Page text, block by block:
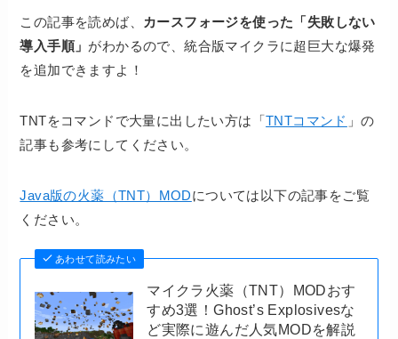
この記事を読めば、
カースフォージを使った「失敗しない
導入手順」 がわかるので、統合版マイクラに超巨大な爆発
を追加できますよ！
TNTをコマンドで大量に出したい方は「TNTコマンド 」の
記事も参考にしてください。
Java版の火薬（TNT）MODについては以下の記事をご覧
ください。
あわせて読みたい
マイクラ火薬（TNT）MODおす
すめ3選！Ghost’s Explosivesな
ど実際に遊んだ人気MODを解説